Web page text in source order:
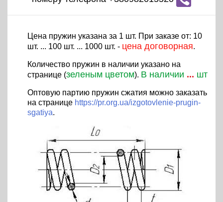
Цена пружин указана за 1 шт. При заказе от: 10
шт. ... 100 шт. ... 1000 шт. - цена договорная.
Количество пружин в наличии указано на
странице (зеленым цветом). В наличии ... шт
Оптовую партию пружин сжатия можно заказать
на странице https://pr.org.ua/izgotovlenie-prugin-
sgatiya.